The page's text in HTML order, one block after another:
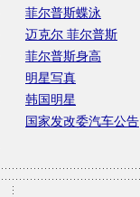
菲尔普斯蝶泳
迈克尔 菲尔普斯
菲尔普斯身高
明星写真
韩国明星
国家发改委汽车公告